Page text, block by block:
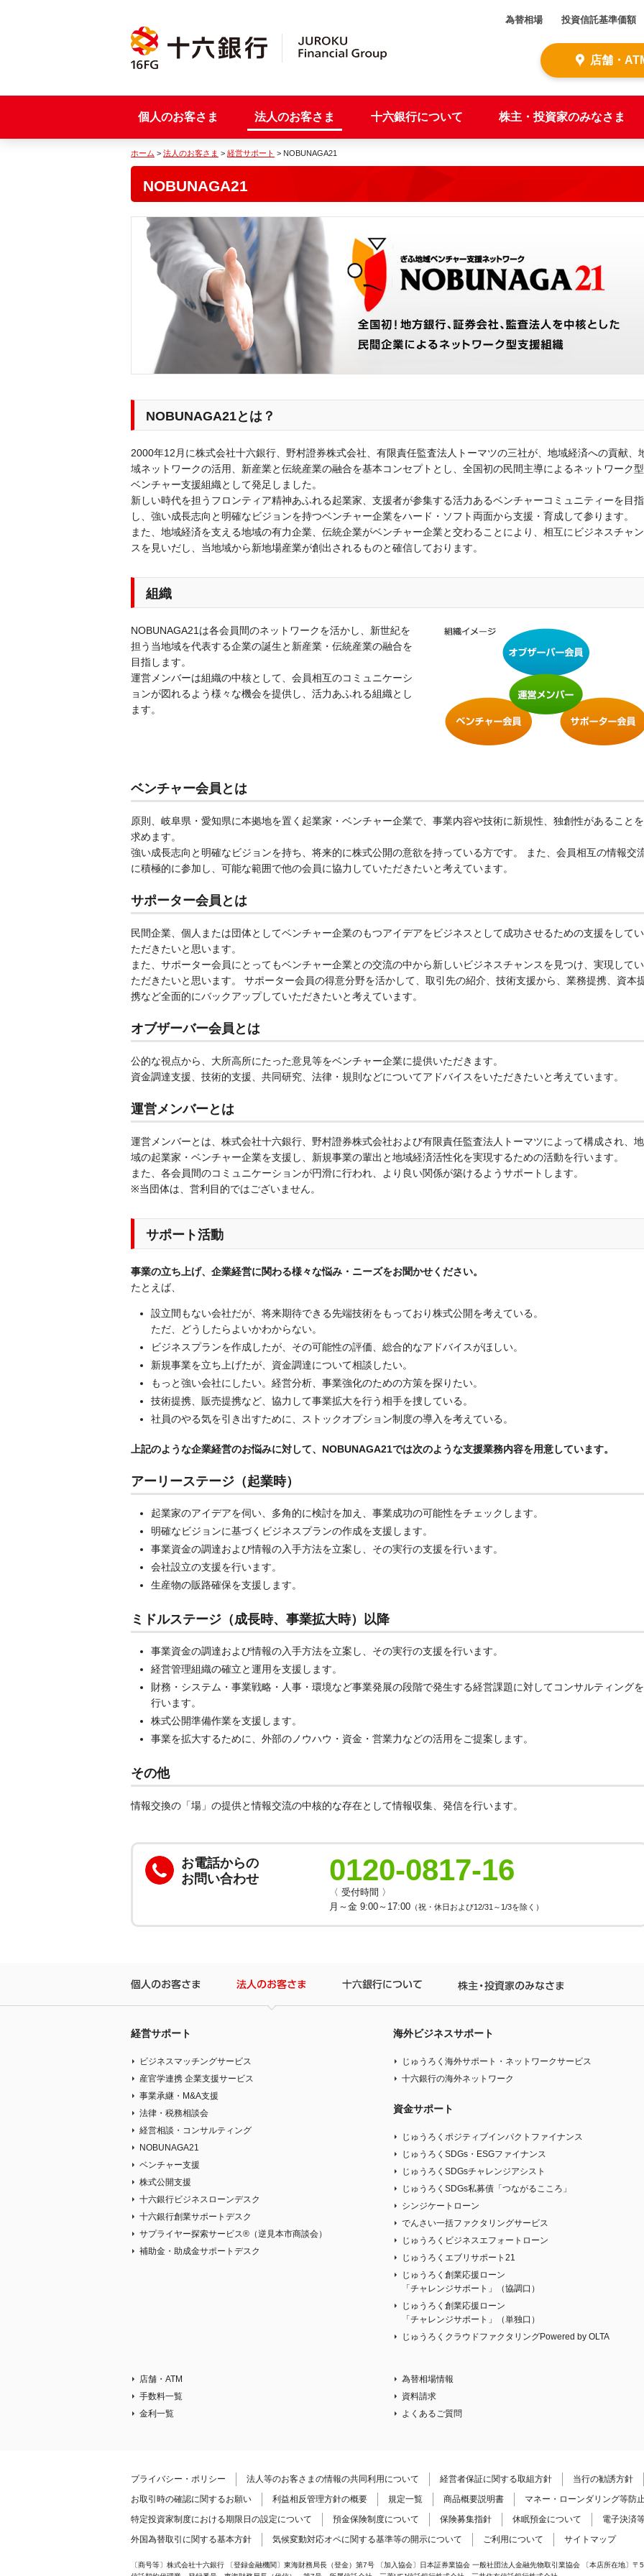
為替相場 投資信託基準価額
店舗・
個人のお客さま 法人のお客さま 十六銀行について 株主・投資家のみなさま
ホーム > 法人のお客さま > 経営サポート > NOBUNAGA21
NOBUNAGA21
NOBUNAGA21とは？
2000年12月に株式会社十六銀行、野村證券株式会社、有限責任監査法人トーマツの三社が、地域経済への貢献、
域ネットワークの活用、新産業と伝統産業の融合を基本コンセプトとし、全国初の民間主導によるネットワーク型
ベンチャー支援組織として発足しました。
新しい時代を担うフロンティア精神あふれる起業家、支援者が参集する活力あるベンチャーコミュニティーを目指
し、強い成長志向と明確なビジョンを持つベンチャー企業をハード・ソフト両面から支援・育成して参ります。
また、地域経済を支える地域の有力企業、伝統企業がベンチャー企業と交わることにより、相互にビジネスチャン
スを見いだし、当地域から新地場産業が創出されるものと確信しております。
組織
NOBUNAGA21は各会員間のネットワークを活かし、新世紀を
担う当地域を代表する企業の誕生と新産業・伝統産業の融合を
目指します。
運営メンバーは組織の中核として、会員相互のコミュニケーシ
ョンが図れるよう様々な機会を提供し、活力あふれる組織とし
ます。
ベンチャー会員とは
原則、岐阜県・愛知県に本拠地を置く起業家・ベンチャー企業で、事業内容や技術に新規性、独創性があることを
求めます。
強い成長志向と明確なビジョンを持ち、将来的に株式公開の意欲を持っている方です。 また、会員相互の情報交
に積極的に参加し、可能な範囲で他の会員に協力していただきたいと考えています。
サポーター会員とは
民間企業、個人または団体としてベンチャー企業のもつアイデアをビジネスとして成功させるための支援をしてい
ただきたいと思います。
また、サポーター会員にとってもベンチャー企業との交流の中から新しいビジネスチャンスを見つけ、実現してい
ただきたいと思います。 サポーター会員の得意分野を活かして、取引先の紹介、技術支援から、業務提携、資本
携など全面的にバックアップしていただきたいと考えています。
オブザーバー会員とは
公的な視点から、大所高所にたった意見等をベンチャー企業に提供いただきます。
資金調達支援、技術的支援、共同研究、法律・規則などについてアドバイスをいただきたいと考えています。
運営メンバーとは
運営メンバーとは、株式会社十六銀行、野村證券株式会社および有限責任監査法人トーマツによって構成され、地
域の起業家・ベンチャー企業を支援し、新規事業の輩出と地域経済活性化を実現するための活動を行います。
また、各会員間のコミュニケーションが円滑に行われ、より良い関係が築けるようサポートします。
※当団体は、営利目的ではございません。
サポート活動
事業の立ち上げ、企業経営に関わる様々な悩み・ニーズをお聞かせください。
たとえば、
設立間もない会社だが、将来期待できる先端技術をもっており株式公開を考えている。
ただ、どうしたらよいかわからない。
ビジネスプランを作成したが、その可能性の評価、総合的なアドバイスがほしい。
新規事業を立ち上げたが、資金調達について相談したい。
もっと強い会社にしたい。経営分析、事業強化のための方策を探りたい。
技術提携、販売提携など、協力して事業拡大を行う相手を捜している。
社員のやる気を引き出すために、ストックオプション制度の導入を考えている。
上記のような企業経営のお悩みに対して、NOBUNAGA21では次のような支援業務内容を用意しています。
アーリーステージ（起業時）
起業家のアイデアを伺い、多角的に検討を加え、事業成功の可能性をチェックします。
明確なビジョンに基づくビジネスプランの作成を支援します。
事業資金の調達および情報の入手方法を立案し、その実行の支援を行います。
会社設立の支援を行います。
生産物の販路確保を支援します。
ミドルステージ（成長時、事業拡大時）以降
事業資金の調達および情報の入手方法を立案し、その実行の支援を行います。
経営管理組織の確立と運用を支援します。
財務・システム・事業戦略・人事・環境など事業発展の段階で発生する経営課題に対してコンサルティングを
行います。
株式公開準備作業を支援します。
事業を拡大するために、外部のノウハウ・資金・営業力などの活用をご提案します。
その他
情報交換の「場」の提供と情報交流の中核的な存在として情報収集、発信を行います。
お電話からの
お問い合わせ
0120-0817-16
〈 受付時間 〉
月～金 9:00～17:00 （祝・休日および12/31～1/3を除く）
個人のお客さま 法人のお客さま 十六銀行について
経営サポート
ビジネスマッチングサービス
産官学連携 企業支援サービス
事業承継・M&A支援
法律・税務相談会
経営相談・コンサルティング
NOBUNAGA21
ベンチャー支援
株式公開支援
十六銀行ビジネスローンデスク
十六銀行創業サポートデスク
サプライヤー探索サービス®（逆見本市商談会）
補助金・助成金サポートデスク
海外ビジネスサポート
じゅうろく海外サポート・ネットワークサービス
十六銀行の海外ネットワーク
資金サポート
じゅうろくポジティブインパクトファイナンス
じゅうろくSDGs・ESGファイナンス
じゅうろくSDGsチャレンジアシスト
じゅうろくSDGs私募債「つながるこころ」
シンジケートローン
でんさい一括ファクタリングサービス
じゅうろくビジネスエフォートローン
じゅうろくエブリサポート21
じゅうろく創業応援ローン
「チャレンジサポート」（協調口）
じゅうろく創業応援ローン
「チャレンジサポート」（単独口）
じゅうろくクラウドファクタリングPowered by OLTA
店舗・ATM
手数料一覧
金利一覧
為替相場情報
資料請求
よくあるご質問
プライバシー・ポリシー 法人等のお客さまの情報の共同利用について 経営者保証に関する取組方針
当行の勧誘方針
お取引時の確認に関するお願い
利益相反管理方針の概要 規定一覧 商品概要説明書
マネー・ローンダリング等防
特定投資家制度における期限日の設定について
預金保険制度について 保険募集指針 休眠預金について
電子決済
外国為替取引に関する基本方針
気候変動対応オペに関する基準等の開示について ご利用について サイトマップ
〔商号等〕株式会社十六銀行 〔登録金融機関〕東海財務局長（登金）第7号 〔加入協会〕日本証券業協会 一般社団法人金融先物取引業協会 〔本店所在地〕